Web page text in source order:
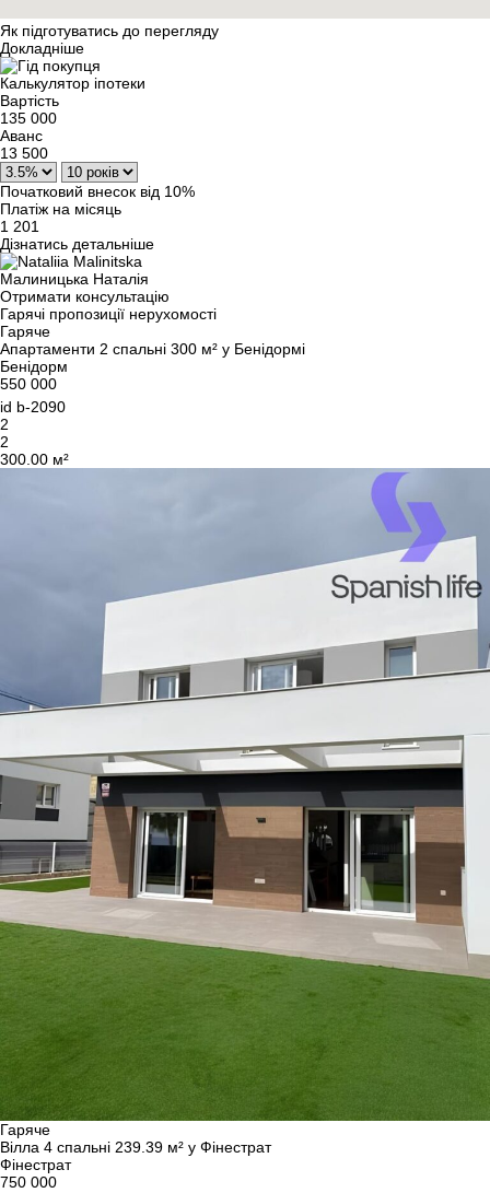
Як підготуватись до перегляду
Докладніше
Калькулятор іпотеки
Вартість
135 000
Аванс
13 500
Початковий внесок від 10%
Платіж на місяць
1 201
Дізнатись детальніше
Малиницька Наталія
Отримати консультацію
Гарячі пропозиції нерухомості
Гаряче
Апартаменти 2 спальні 300 м² у Бенідормі
Бенідорм
550 000
id b-2090
2
2
300.00 м²
Гаряче
Вілла 4 спальні 239.39 м² у Фінестрат
Фінестрат
750 000